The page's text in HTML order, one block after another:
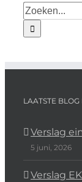
LAATSTE
Verslag
5 juni, 2026
Verslag